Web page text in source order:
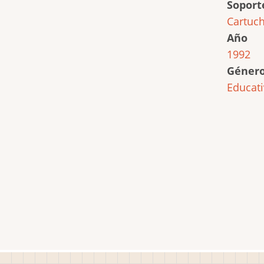
Año
1992